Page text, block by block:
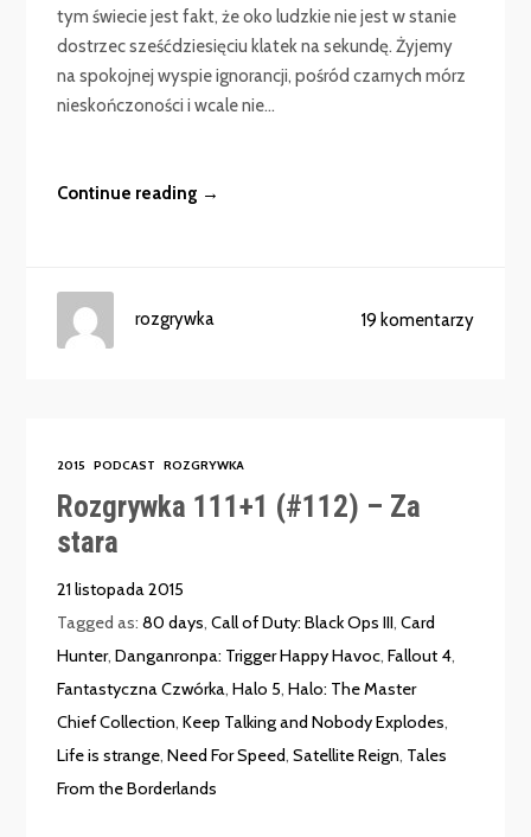
tym świecie jest fakt, że oko ludzkie nie jest w stanie
dostrzec sześćdziesięciu klatek na sekundę. Żyjemy
na spokojnej wyspie ignorancji, pośród czarnych mórz
nieskończoności i wcale nie...
Continue reading →
19 komentarzy
rozgrywka
2015 PODCAST ROZGRYWKA
Rozgrywka 111+1 (#112) – Za
stara
21 listopada 2015
Tagged as:80 days,Call of Duty: Black Ops III,Card
Hunter,Danganronpa: Trigger Happy Havoc,Fallout 4,
Fantastyczna Czwórka,Halo 5,Halo: The Master
Chief Collection,Keep Talking and Nobody Explodes,
Life is strange,Need For Speed,Satellite Reign, Tales
From the Borderlands